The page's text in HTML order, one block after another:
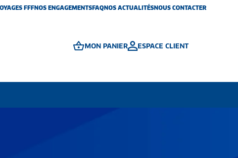
FFFNOS ENGAGEMENTSFAQNOS ACTUALITÉSNOUS CONTACTER
MON PANIER ESPACE CLIENT